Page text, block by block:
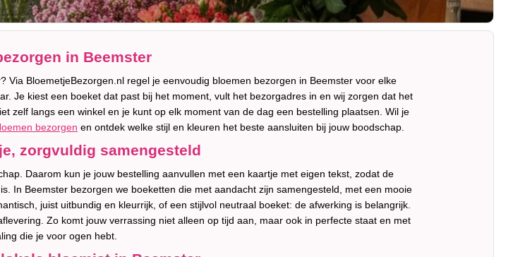
in Beemster
BloemetjeBezorgen.nl regel je eenvoudig bloemen bezorgen in Beemster voor elke
Je kiest een boeket dat past bij het moment, vult het bezorgadres in en wij zorgen dat het
zelf langs een winkel en je kunt op elk moment van de dag een bestelling plaatsen. Wil je
bezorgen en ontdek welke stijl en kleuren het beste aansluiten bij jouw boodschap.
zorgvuldig samengesteld
Daarom kun je jouw bestelling aanvullen met een kaartje met eigen tekst, zodat de
In Beemster bezorgen we boeketten die met aandacht zijn samengesteld, met een mooie
juist uitbundig en kleurrijk, of een stijlvol neutraal boeket: de afwerking is belangrijk.
Zo komt jouw verrassing niet alleen op tijd aan, maar ook in perfecte staat en met
die je voor ogen hebt.